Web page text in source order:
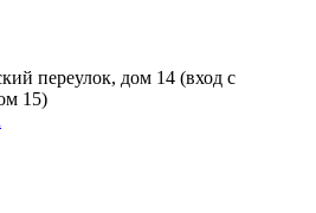
переулок, дом 14 (вход с
15)